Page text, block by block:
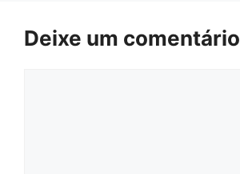
Deixe um comentário